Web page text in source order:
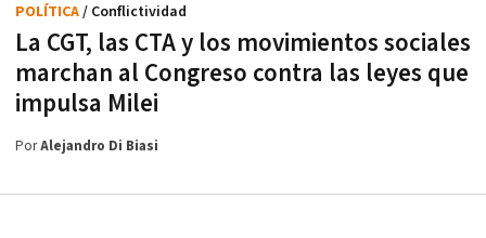
La CGT, las CTA y los movimientos sociales
marchan al Congreso contra las leyes que
impulsa Milei
POLÍTICA/ Conflictividad
PorAlejandro Di Biasi